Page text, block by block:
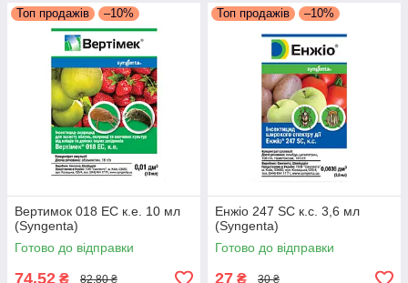
Топ продажів –10%
Вертимок 018 EC к.е. 10 мл
(Syngenta)
Готово до відправки
74,52 ₴ 82,80 ₴
Топ продажів –10%
Енжіо 247 SC к.с. 3,6 мл
(Syngenta)
Готово до відправки
27 ₴ 30 ₴